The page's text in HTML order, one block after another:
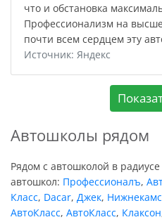
что и обстановка
Профессионализм на
почти всем сердцем эту
Источник: Яндекс
Автошколы рядом
Рядом с автошколой в
автошкол: Профессионалъ,
Класс, Dacar, Джек,
АвтоКласс, АвтоКласс, Клаксон